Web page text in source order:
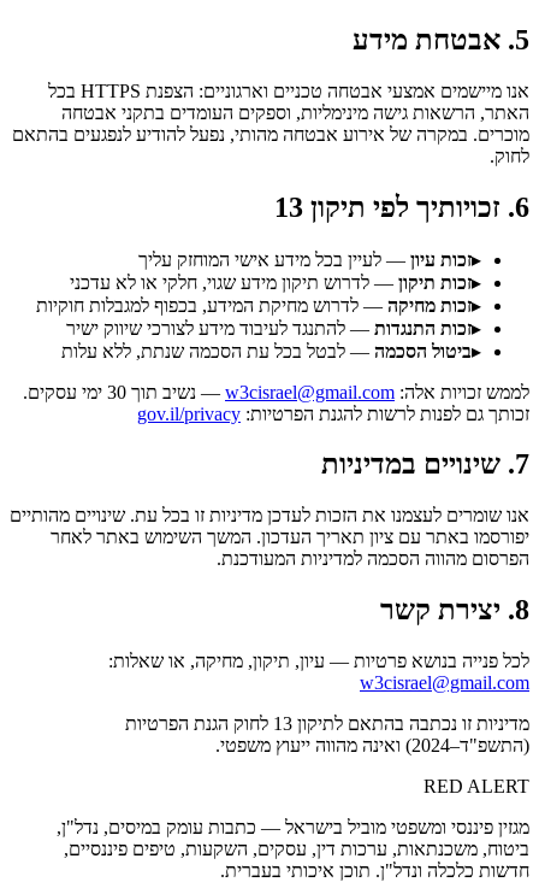
5. אבטחת מידע
אנו מיישמים אמצעי אבטחה טכניים וארגוניים: הצפנת HTTPS בכל
האתר, הרשאות גישה מינימליות, וספקים העומדים בתקני אבטחה
מוכרים. במקרה של אירוע אבטחה מהותי, נפעל להודיע לנפגעים בהתאם
לחוק.
6. זכויותיך לפי תיקון 13
▸זכות עיון — לעיין בכל מידע אישי המוחזק עליך
▸זכות תיקון — לדרוש תיקון מידע שגוי, חלקי או לא עדכני
▸זכות מחיקה — לדרוש מחיקת המידע, בכפוף למגבלות חוקיות
▸זכות התנגדות — להתנגד לעיבוד מידע לצורכי שיווק ישיר
▸ביטול הסכמה — לבטל בכל עת הסכמה שנתת, ללא עלות
לממש זכויות אלה: w3cisrael@gmail.com — נשיב תוך 30 ימי עסקים.
זכותך גם לפנות לרשות להגנת הפרטיות: gov.il/privacy
7. שינויים במדיניות
אנו שומרים לעצמנו את הזכות לעדכן מדיניות זו בכל עת. שינויים מהותיים
יפורסמו באתר עם ציון תאריך העדכון. המשך השימוש באתר לאחר
הפרסום מהווה הסכמה למדיניות המעודכנת.
8. יצירת קשר
לכל פנייה בנושא פרטיות — עיון, תיקון, מחיקה, או שאלות:
w3cisrael@gmail.com
מדיניות זו נכתבה בהתאם לתיקון 13 לחוק הגנת הפרטיות
(התשפ"ד–2024) ואינה מהווה ייעוץ משפטי.
RED ALERT
מגזין פיננסי ומשפטי מוביל בישראל — כתבות עומק במיסים, נדל"ן,
ביטוח, משכנתאות, ערכות דין, עסקים, השקעות, טיפים פיננסיים,
חדשות כלכלה ונדל"ן. תוכן איכותי בעברית.